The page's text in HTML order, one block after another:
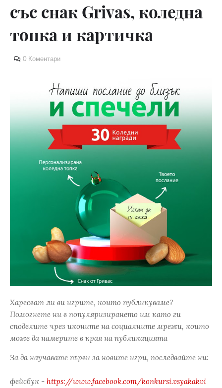
със снак Grivas, коледна
топка и картичка
0 Коментари
Харесват ли ви игрите, които публикуваме?
Помогнете ни в популяризирането им като ги
споделите чрез иконите на социалните мрежи, които
може да намерите в края на публикацията
За да научавате първи за новите игри, последвайте ни:
фейсбук - https://www.facebook.com/konkursi.vsyakakvi